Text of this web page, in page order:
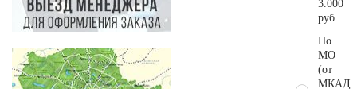
3.000
руб.
По
МО
(от
МКАД